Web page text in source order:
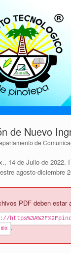
de Nuevo
de
14 de Julio de
agosto-diciembre
PDF deben
.